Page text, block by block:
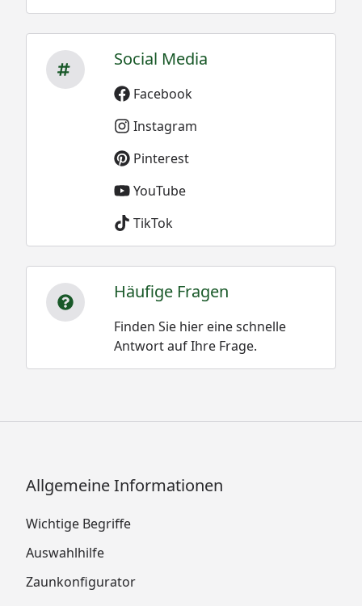
Social Media
Facebook
Instagram
Pinterest
YouTube
TikTok
Häufige Fragen
Finden Sie hier eine schnelle
Antwort auf Ihre Frage.
Allgemeine Informationen
Wichtige Begriffe
Auswahlhilfe
Zaunkonfigurator